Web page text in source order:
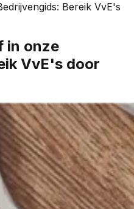
Bereik VvE's
in onze
VvE's door